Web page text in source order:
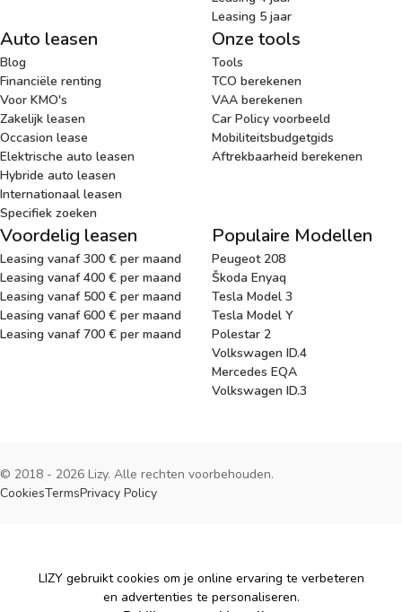
Leasing 5 jaar
Auto leasen
Blog
Financiële renting
Voor KMO's
Zakelijk leasen
Occasion lease
Elektrische auto leasen
Hybride auto leasen
Internationaal leasen
Specifiek zoeken
Onze tools
Tools
TCO berekenen
VAA berekenen
Car Policy voorbeeld
Mobiliteitsbudgetgids
Aftrekbaarheid berekenen
Voordelig leasen
Leasing vanaf 300 € per maand
Leasing vanaf 400 € per maand
Leasing vanaf 500 € per maand
Leasing vanaf 600 € per maand
Leasing vanaf 700 € per maand
Populaire Modellen
Peugeot 208
Škoda Enyaq
Tesla Model 3
Tesla Model Y
Polestar 2
Volkswagen ID.4
Mercedes EQA
Volkswagen ID.3
© 2018 - 2026 Lizy. Alle rechten voorbehouden.
CookiesTermsPrivacy Policy
Cookies
LIZY gebruikt cookies om je online ervaring te verbeteren
en advertenties te personaliseren.